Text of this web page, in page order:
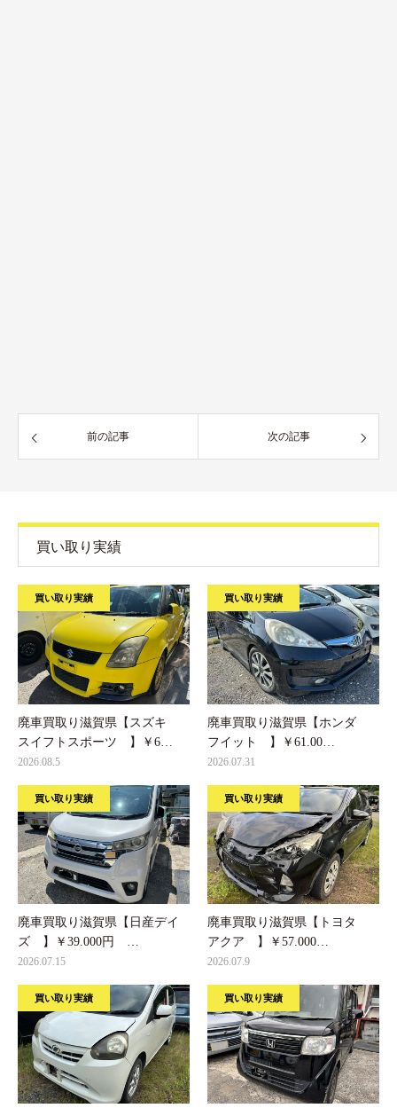
前の記事 次の記事
買い取り実績
買い取り実績
廃車買取り滋賀県【スズキ
スイフトスポーツ 】￥6…
2026.08.5
買い取り実績
廃車買取り滋賀県【ホンダ
フイット 】￥61.00…
2026.07.31
買い取り実績
廃車買取り滋賀県【日産デイ
ズ 】￥39.000円 …
2026.07.15
買い取り実績
廃車買取り滋賀県【トヨタ
アクア 】￥57.000…
2026.07.9
買い取り実績 買い取り実績